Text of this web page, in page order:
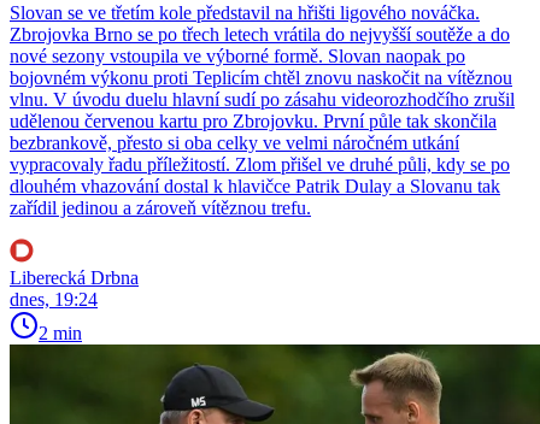
Slovan se ve třetím kole představil na hřišti ligového nováčka.
Zbrojovka Brno se po třech letech vrátila do nejvyšší soutěže a do
nové sezony vstoupila ve výborné formě. Slovan naopak po
bojovném výkonu proti Teplicím chtěl znovu naskočit na vítěznou
vlnu. V úvodu duelu hlavní sudí po zásahu videorozhodčího zrušil
udělenou červenou kartu pro Zbrojovku. První půle tak skončila
bezbrankově, přesto si oba celky ve velmi náročném utkání
vypracovaly řadu příležitostí. Zlom přišel ve druhé půli, kdy se po
dlouhém vhazování dostal k hlavičce Patrik Dulay a Slovanu tak
zařídil jedinou a zároveň vítěznou trefu.
Liberecká Drbna
dnes, 19:24
2 min